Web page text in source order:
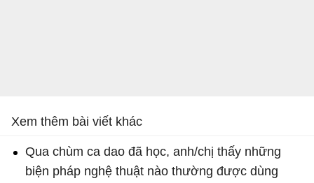
Xem thêm bài viết khác
Qua chùm ca dao đã học, anh/chị thấy những
biện pháp nghệ thuật nào thường được dùng